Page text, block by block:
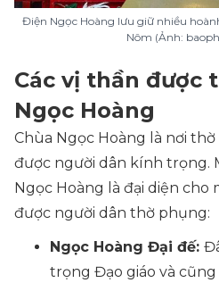
Điện Ngọc Hoàng lưu giữ nhiều
Nôm (Ảnh:
Các vị thần được
Ngọc Hoàng
Chùa Ngọc Hoàng là nơi
được người dân kính trọng.
Ngọc Hoàng là đại diện cho
được người dân thờ phụng:
Ngọc Hoàng Đại đế:
trọng Đạo giáo và